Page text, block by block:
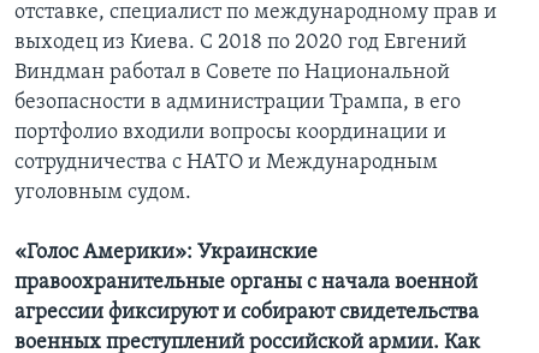
отставке, специалист по международному прав и
выходец из Киева. С 2018 по 2020 год Евгений
Виндман работал в Совете по Национальной
безопасности в администрации Трампа, в его
портфолио входили вопросы координации и
сотрудничества с НАТО и Международным
уголовным судом.
«Голос Америки»: Украинские
правоохранительные органы с начала военной
агрессии фиксируют и собирают свидетельства
военных преступлений российской армии. Как